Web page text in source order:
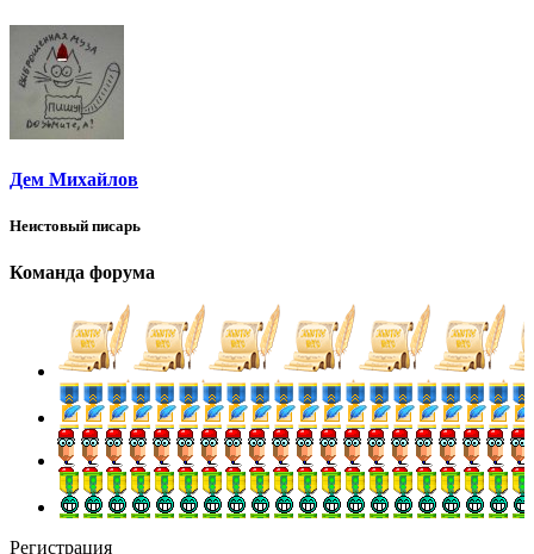
Дем Михайлов
Неистовый писарь
Команда форума
Регистрация